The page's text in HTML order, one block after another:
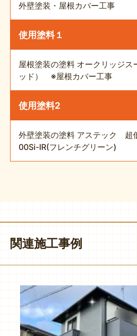
外壁塗装・屋根カバー工事
使用塗料１
屋根塗装の塗料 オークリッジス
ッド） ※屋根カバー工事
使用塗料2
外壁塗装の塗料 アステック 超
00Si-IR(フレンチグリーン)
関連施工事例